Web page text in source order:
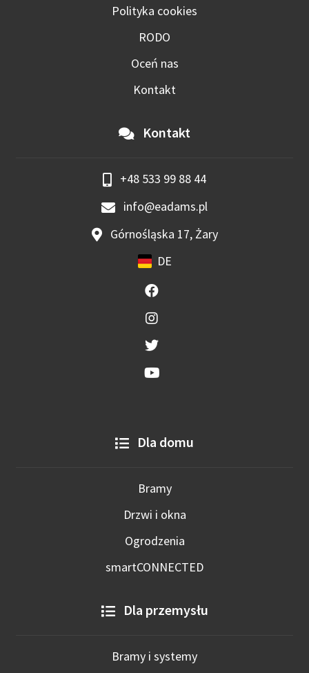
Polityka cookies
RODO
Oceń nas
Kontakt
Kontakt
+48 533 99 88 44
info@eadams.pl
Górnośląska 17, Żary
DE
Dla domu
Bramy
Drzwi i okna
Ogrodzenia
smartCONNECTED
Dla przemysłu
Bramy i systemy